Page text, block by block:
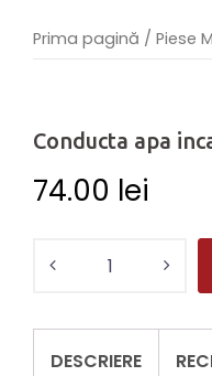
Prima pagină / Piese
Conducta apa
74.00 lei
DESCRIERE